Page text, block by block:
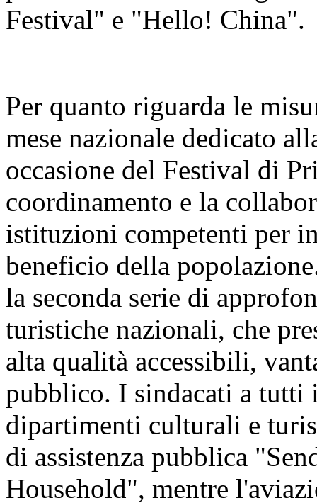
Festival" e "Hello! China".
Per quanto riguarda le
mese nazionale dedicato
occasione del Festival di
coordinamento e la
istituzioni competenti per
beneficio della
la seconda serie di
turistiche nazionali, che
alta qualità accessibili,
pubblico. I sindacati a
dipartimenti culturali e
di assistenza pubblica
Household", mentre